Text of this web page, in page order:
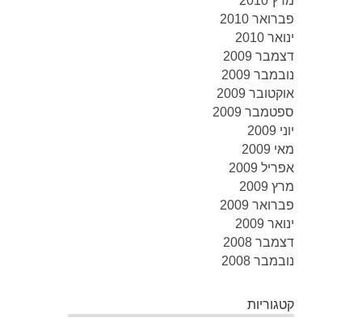
פברואר 2010
ינואר 2010
דצמבר 2009
נובמבר 2009
אוקטובר 2009
ספטמבר 2009
יוני 2009
מאי 2009
אפריל 2009
מרץ 2009
פברואר 2009
ינואר 2009
דצמבר 2008
נובמבר 2008
קטגוריות